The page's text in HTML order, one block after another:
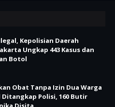
Kepolisian Daerah
Ungkap 443 Kasus dan
Botol
Obat Tanpa Izin Dua Warga
Polisi, 160 Butir